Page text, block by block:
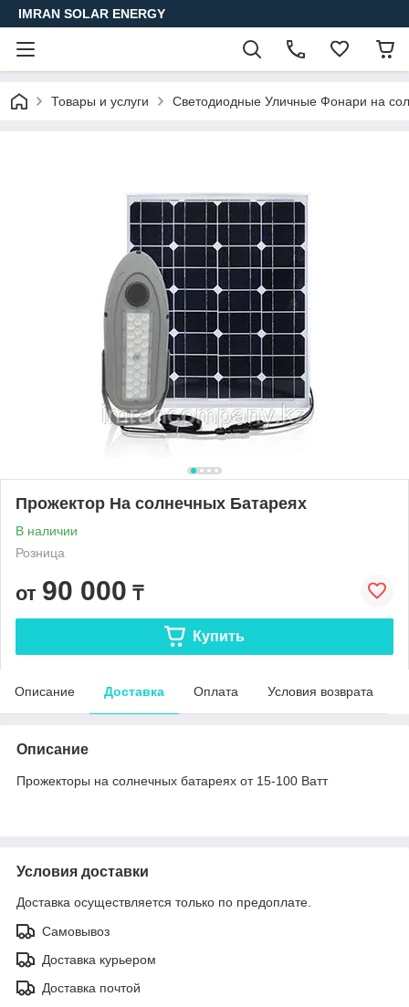
IMRAN SOLAR ENERGY
Товары и услуги Светодиодные Уличные Фонари на
Прожектор На солнечных Батареях
В наличии
Розница
от 90 000 ₸
Купить
Описание Доставка Оплата Условия возврата
Описание
Прожекторы на солнечных батареях от 15-100 Ватт
Условия доставки
Доставка осуществляется только по предоплате.
Самовывоз
Доставка курьером
Доставка почтой